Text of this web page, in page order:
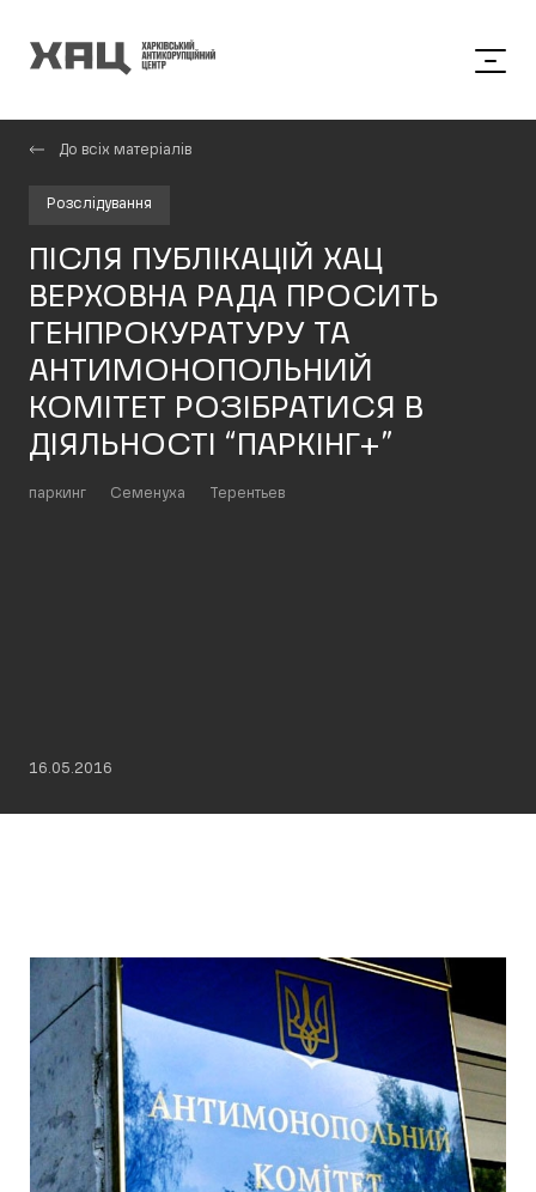
До всіх матеріалів
Розслідування
ПІСЛЯ ПУБЛІКАЦІЙ ХАЦ
ВЕРХОВНА РАДА ПРОСИТЬ
ГЕНПРОКУРАТУРУ ТА
АНТИМОНОПОЛЬНИЙ
КОМІТЕТ РОЗІБРАТИСЯ В
ДІЯЛЬНОСТІ “ПАРКІНГ+”
паркинг Семенуха Терентьев
16.05.2016